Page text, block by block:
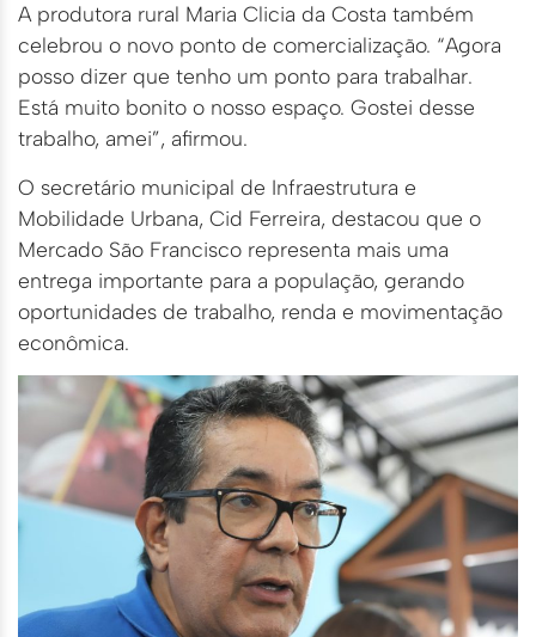
A produtora rural Maria Clicia da Costa também
celebrou o novo ponto de comercialização. “Agora
posso dizer que tenho um ponto para trabalhar.
Está muito bonito o nosso espaço. Gostei desse
trabalho, amei”, afirmou.
O secretário municipal de Infraestrutura e
Mobilidade Urbana, Cid Ferreira, destacou que o
Mercado São Francisco representa mais uma
entrega importante para a população, gerando
oportunidades de trabalho, renda e movimentação
econômica.